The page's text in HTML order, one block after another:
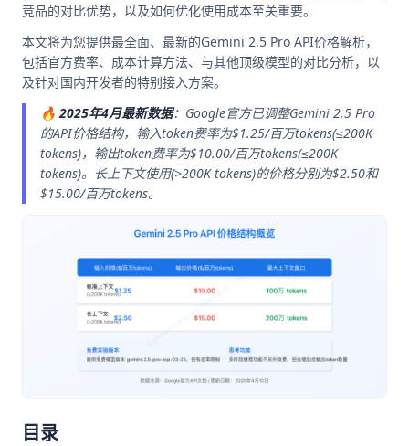
竞品的对比优势，以及如何优化使用成本至关重要。
本文将为您提供最全面、最新的Gemini 2.5 Pro API价格解析，
包括官方费率、成本计算方法、与其他顶级模型的对比分析，以
及针对国内开发者的特别接入方案。
🔥 2025年4月最新数据：Google官方已调整Gemini 2.5 Pro
的API价格结构，输入token费率为$1.25/百万tokens(≤200K
tokens)，输出token费率为$10.00/百万tokens(≤200K
tokens)。长上下文使用(>200K tokens)的价格分别为$2.50和
$15.00/百万tokens。
目录